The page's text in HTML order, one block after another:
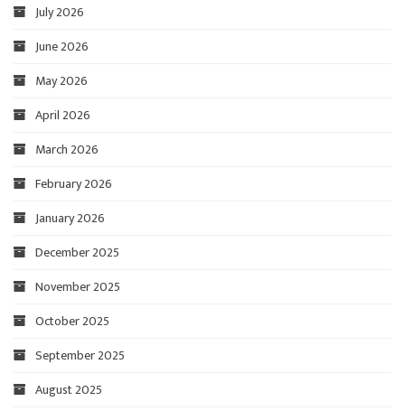
July 2026
June 2026
May 2026
April 2026
March 2026
February 2026
January 2026
December 2025
November 2025
October 2025
September 2025
August 2025